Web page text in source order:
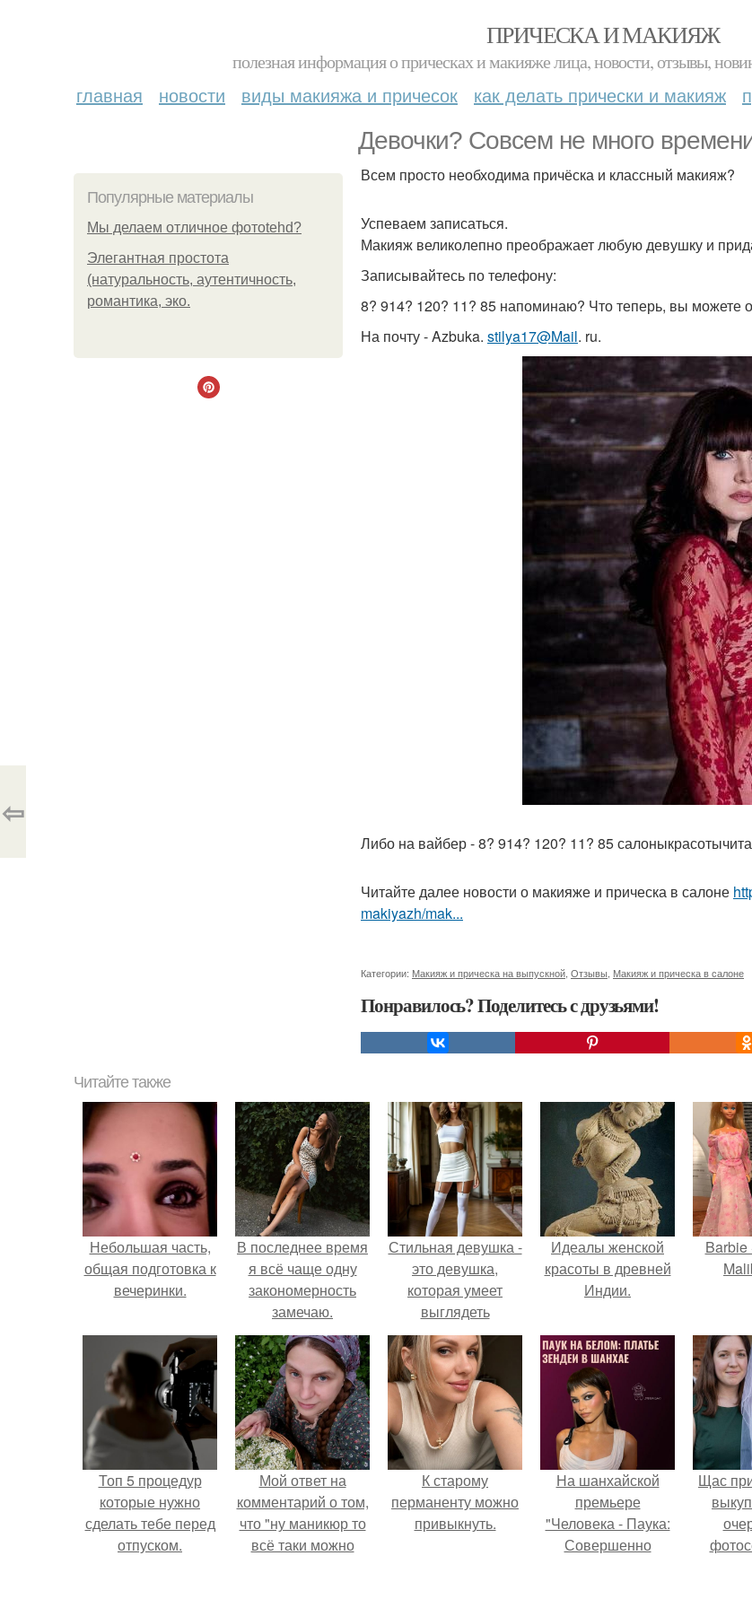
ПРИЧЕСКА И МАКИЯЖ
полезная информация о прическах и макияже лица, новости, отзывы,
главная новости виды макияжа и причесок как делать прически и макияж
Девочки? Совсем не много
Популярные материалы
Мы делаем отличное фотоtehd?
Элегантная простота
(натуральность, аутентичность,
романтика, эко.
Всем просто необходима причёска и классный макияж?
Успеваем записаться.
Макияж великолепно преображает любую девушку и
Записывайтесь по телефону:
8? 914? 120? 11? 85 напоминаю? Что теперь, вы можете
На почту - Azbuka. stilya17@Mail. ru.
Либо на вайбер - 8? 914? 120? 11? 85
Читайте далее новости о макияже и прическа в салоне
makiyazh/mak...
Категории: Макияж и прическа на выпускной Отзывы Макияж и прическа в салоне
Понравилось? Поделитесь с друзьями!
⇦
Читайте также
Небольшая часть,
общая подготовка к
вечеринки.
В последнее время
я всё чаще одну
закономерность
замечаю.
Стильная девушка -
это девушка,
которая умеет
выглядеть
привлекательно и
элегантно в любои
ситуации.
Идеалы женской
красоты в древней
Индии.
Barbie
Топ 5 процедур
которые нужно
сделать тебе перед
отпуском.
Мой ответ на
комментарий о том,
что "ну маникюр то
всё таки можно
К старому
перманенту можно
привыкнуть.
На шанхайской
премьере
"Человека - Паука:
Совершенно
Щас